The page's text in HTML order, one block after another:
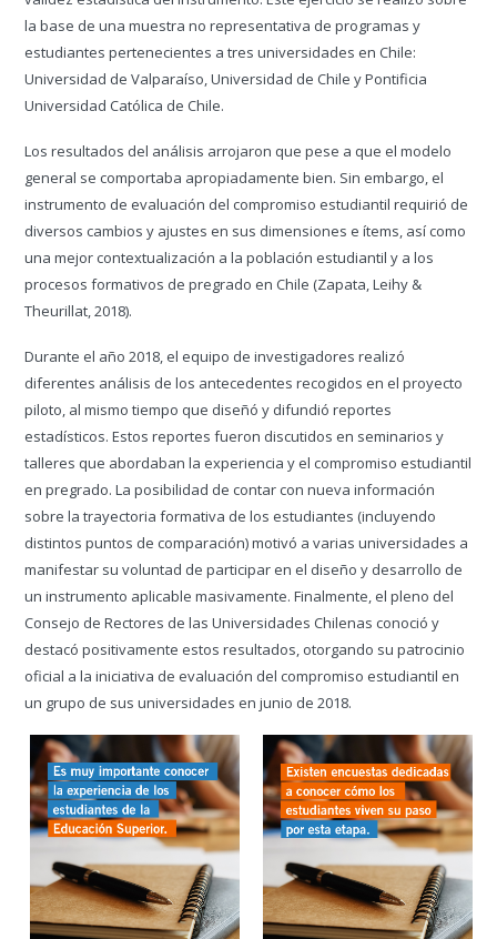
la base de una muestra no representativa de programas y
estudiantes pertenecientes a tres universidades en Chile:
Universidad de Valparaíso, Universidad de Chile y Pontificia
Universidad Católica de Chile.
Los resultados del análisis arrojaron que pese a que el modelo
general se comportaba apropiadamente bien. Sin embargo, el
instrumento de evaluación del compromiso estudiantil requirió de
diversos cambios y ajustes en sus dimensiones e ítems, así como
una mejor contextualización a la población estudiantil y a los
procesos formativos de pregrado en Chile (Zapata, Leihy &
Theurillat, 2018).
Durante el año 2018, el equipo de investigadores realizó
diferentes análisis de los antecedentes recogidos en el proyecto
piloto, al mismo tiempo que diseñó y difundió reportes
estadísticos. Estos reportes fueron discutidos en seminarios y
talleres que abordaban la experiencia y el compromiso estudiantil
en pregrado. La posibilidad de contar con nueva información
sobre la trayectoria formativa de los estudiantes (incluyendo
distintos puntos de comparación) motivó a varias universidades a
manifestar su voluntad de participar en el diseño y desarrollo de
un instrumento aplicable masivamente. Finalmente, el pleno del
Consejo de Rectores de las Universidades Chilenas conoció y
destacó positivamente estos resultados, otorgando su patrocinio
oficial a la iniciativa de evaluación del compromiso estudiantil en
un grupo de sus universidades en junio de 2018.